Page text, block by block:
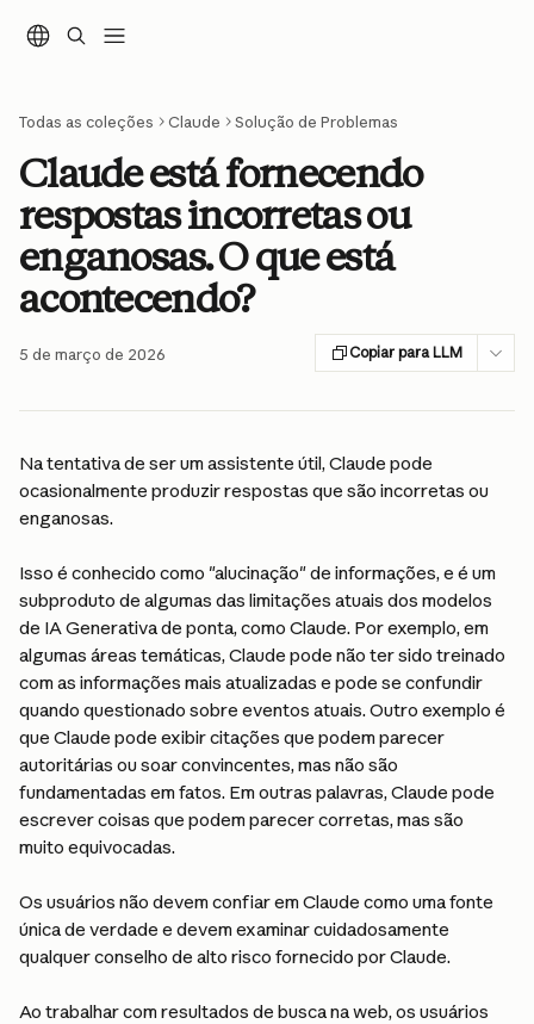
Todas as coleções Claude Solução de Problemas
Claude está fornecendo
respostas incorretas ou
enganosas. O que está
acontecendo?
5 de março de 2026 Copiar para LLM
Na tentativa de ser um assistente útil, Claude pode
ocasionalmente produzir respostas que são incorretas ou
enganosas.
Isso é conhecido como "alucinação" de informações, e é um
subproduto de algumas das limitações atuais dos modelos
de IA Generativa de ponta, como Claude. Por exemplo, em
algumas áreas temáticas, Claude pode não ter sido treinado
com as informações mais atualizadas e pode se confundir
quando questionado sobre eventos atuais. Outro exemplo é
que Claude pode exibir citações que podem parecer
autoritárias ou soar convincentes, mas não são
fundamentadas em fatos. Em outras palavras, Claude pode
escrever coisas que podem parecer corretas, mas são
muito equivocadas.
Os usuários não devem confiar em Claude como uma fonte
única de verdade e devem examinar cuidadosamente
qualquer conselho de alto risco fornecido por Claude.
Ao trabalhar com resultados de busca na web, os usuários